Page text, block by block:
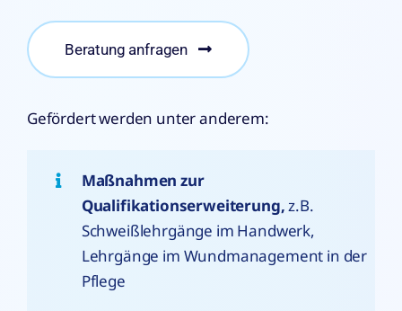
Beratung anfragen
Gefördert werden unter anderem:
Maßnahmen zur
Qualifikationserweiterung, z.B.
Schweißlehrgänge im Handwerk,
Lehrgänge im Wundmanagement in der
Pflege